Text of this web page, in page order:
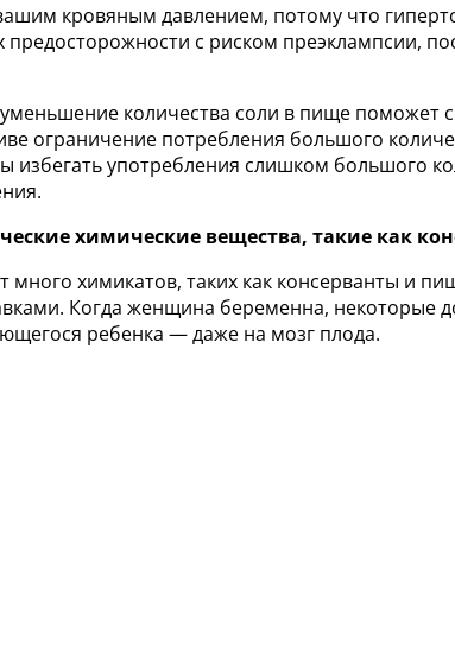
кровяным давлением, потому что
с риском преэклампсии,
количества соли в пище поможет
ограничение потребления большого
употребления слишком большого
химические вещества, такие как
химикатов, таких как консерванты и
Когда женщина беременна, некоторые
ребенка — даже на мозг плода.